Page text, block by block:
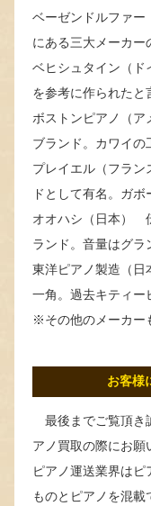
ベーゼンドルファ
にある三大メーカー
ベヒシュタイン（
を参考に作られたと
ボストンピアノ（
ブランド。カワイの
プレイエル（フラ
ドとして有名。ガボ
オオハシ（日本）
ランド。音量はグラ
東洋ピアノ製造（
一角。過去キティー
※その他のメーカー
お客様
最後までご覧頂き
アノ買取の際にお願
ピアノ運送業界は
ものとピアノを混載